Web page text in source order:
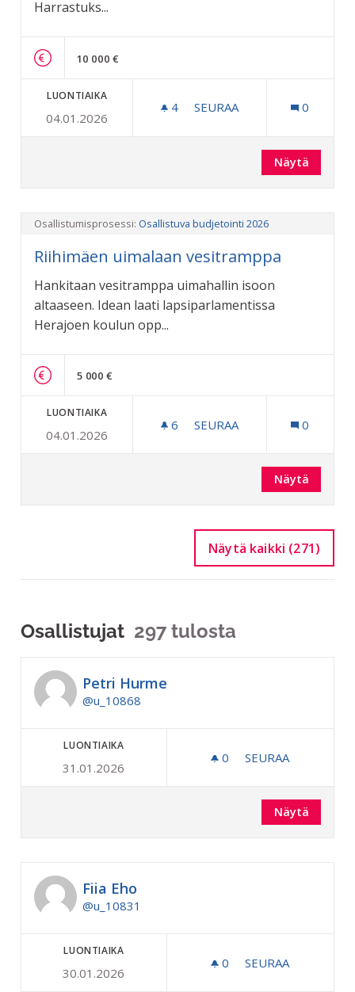
Harrastuks...
10 000 €
LUONTIAIKA
04.01.2026
4 4 SEURAAJAA
SEURAA 0
Näytä
Osallistumisprosessi: Osallistuva budjetointi 2026
Riihimäen uimalaan vesitramppa
Hankitaan vesitramppa uimahallin isoon
altaaseen. Idean laati lapsiparlamentissa
Herajoen koulun opp...
5 000 €
LUONTIAIKA
04.01.2026
6 6 SEURAAJAA
SEURAA 0
Näytä
Näytä kaikki (271)
Osallistujat 297 tulosta
Petri Hurme
@u_10868
LUONTIAIKA
31.01.2026
0 0 SEURAAJAA
SEURAA
Näytä
Fiia Eho
@u_10831
LUONTIAIKA
30.01.2026
0 0 SEURAAJAA
SEURAA